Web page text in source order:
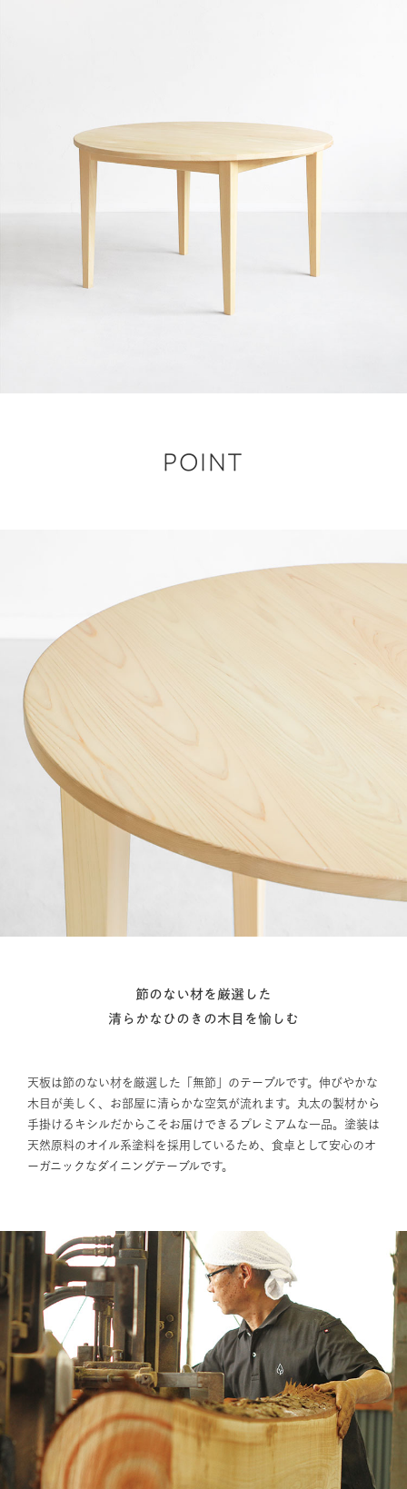
POINT
節のない材を厳選した
清らかなひのきの木目を愉しむ
天板は節のない材を厳選した「無節」のテーブルです。伸びやかな
木目が美しく、お部屋に清らかな空気が流れます。丸太の製材から
手掛けるキシルだからこそお届けできるプレミアムな一品。塗装は
天然原料のオイル系塗料を採用しているため、食卓として安心のオ
ーガニックなダイニングテーブルです。